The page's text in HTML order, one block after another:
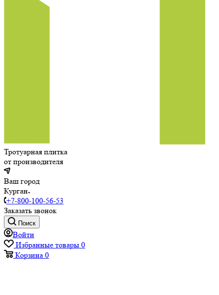
Тротуарная плитка
от производителя
Ваш город
Курган
+7-800-100-56-53
Заказать звонок
Поиск
Войти
Избранные товары 0
Корзина 0